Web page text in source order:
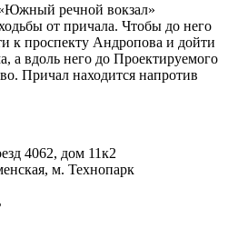
речной вокзал»
от причала. Чтобы до него
к проспекту Андропова и дойти
а вдоль него до Проектируемого
Причал находится напротив
4062, дом 11к2
м. Технопарк